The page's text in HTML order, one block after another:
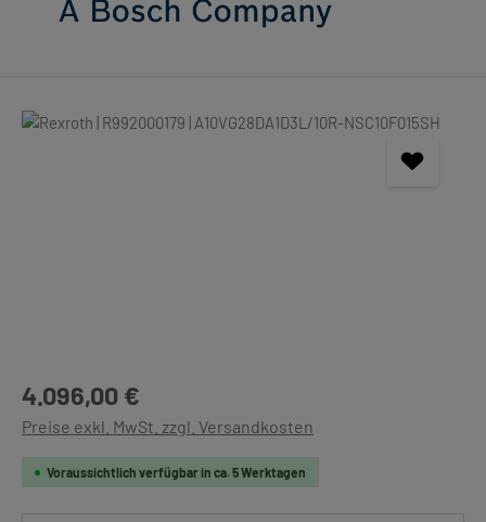
Bildergalerie überspringen
Regulärer Preis:
4.096,00 €
Preise exkl. MwSt. zzgl. Versandkosten
Voraussichtlich verfügbar in ca. 5 Werktagen